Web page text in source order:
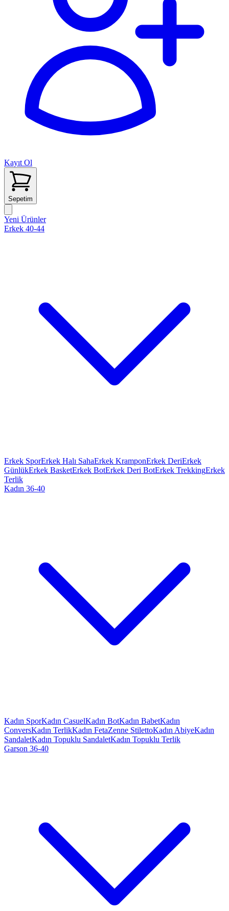
Kayıt Ol
Sepetim
Yeni Ürünler
Erkek 40-44
Erkek SporErkek Halı SahaErkek KramponErkek DeriErkek
GünlükErkek BasketErkek BotErkek Deri BotErkek TrekkingErkek
Terlik
Kadın 36-40
Kadın SporKadın CasuelKadın BotKadın BabetKadın
ConversKadın TerlikKadın FetaZenne StilettoKadın AbiyeKadın
SandaletKadın Topuklu SandaletKadın Topuklu Terlik
Garson 36-40